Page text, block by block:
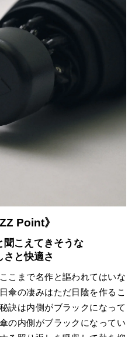
Point》
聞こえてきそうな
さと快適さ
こまで名作と謳われてはいな
傘の凄みはただ日陰を作るこ
訣は内側がブラックになって
の内側がブラックになってい